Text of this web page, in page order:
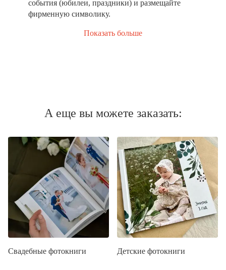
события (юбилеи, праздники) и размещайте
фирменную символику.
Показать больше
А еще вы можете заказать:
Свадебные фотокниги Детские фотокниги